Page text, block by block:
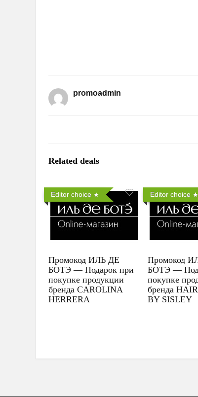
promoadmin
Related deals
Editor choice
Промокод ИЛЬ ДЕ
БОТЭ — Подарок при
покупке продукции
бренда CAROLINA
HERRERA
Editor choice
Промокод
БОТЭ —
покупке
бренда
BY SISLEY